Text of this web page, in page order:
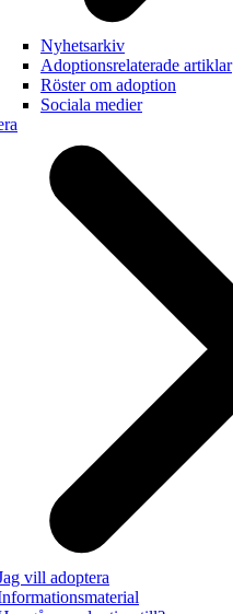
Nyhetsarkiv
Adoptionsrelaterade artiklar
Röster om adoption
Sociala medier
vill adoptera